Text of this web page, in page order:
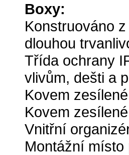
Boxy:
Konstruováno
dlouhou
Třída ochrany
vlivům, dešti a
Kovem
Kovem
Vnitřní
Montážní